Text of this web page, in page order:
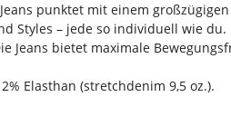
punktet mit einem
Styles – jede so individuell wie du.
Jeans bietet maximale
Elasthan (stretchdenim 9,5 oz.).